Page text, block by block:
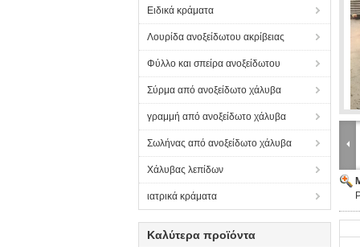
Ειδικά κράματα
Λουρίδα ανοξείδωτου ακρίβειας
Φύλλο και σπείρα ανοξείδωτου
Σύρμα από ανοξείδωτο χάλυβα
γραμμή από ανοξείδωτο χάλυβα
Σωλήνας από ανοξείδωτο χάλυβα
Χάλυβας λεπίδων
ιατρικά κράματα
Καλύτερα προϊόντα